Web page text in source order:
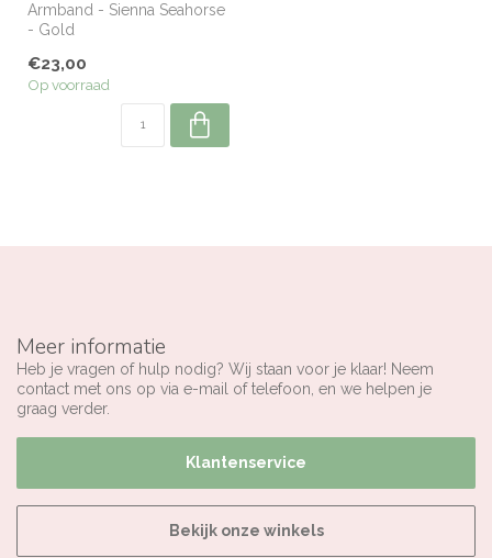
Armband - Sienna Seahorse
- Gold
€23,00
Op voorraad
Meer informatie
Heb je vragen of hulp nodig? Wij staan voor je klaar! Neem
contact met ons op via e-mail of telefoon, en we helpen je
graag verder.
Klantenservice
Bekijk onze winkels